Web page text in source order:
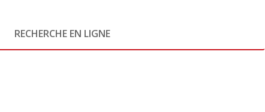
RECHERCHE EN LIGNE